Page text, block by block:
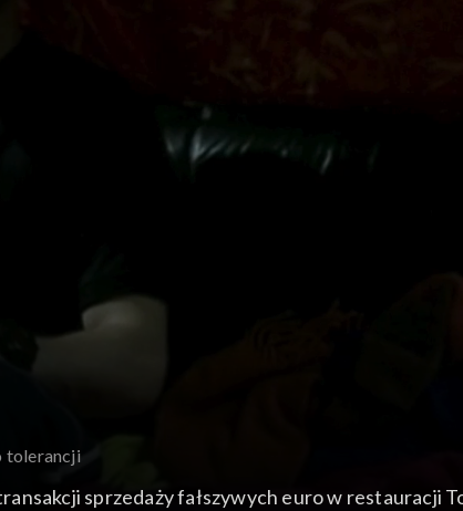
tolerancji
sprzedaży fałszywych euro w restauracji